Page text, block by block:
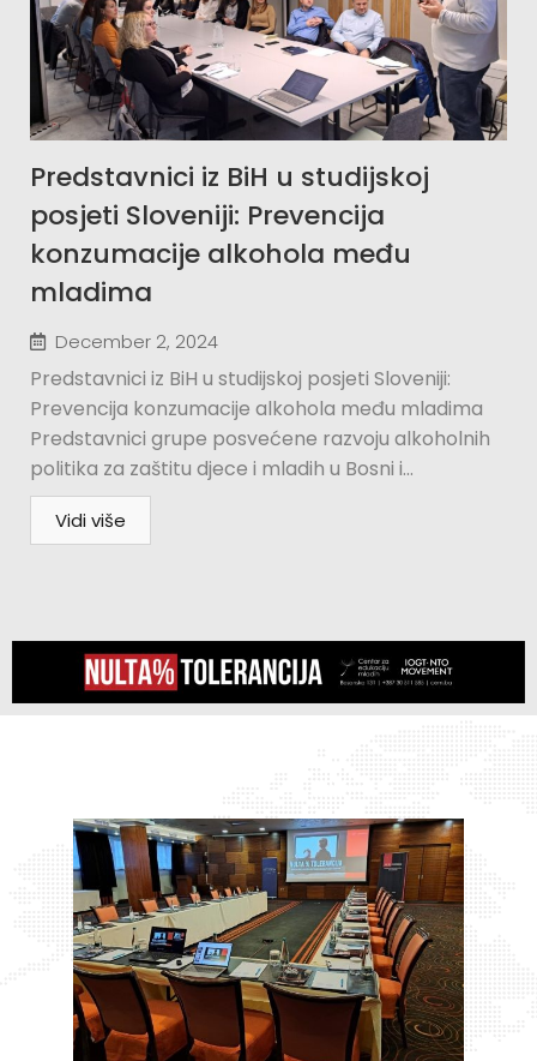
Predstavnici iz BiH u studijskoj
posjeti Sloveniji: Prevencija
konzumacije alkohola među
mladima
December 2, 2024
Predstavnici iz BiH u studijskoj posjeti Sloveniji:
Prevencija konzumacije alkohola među mladima
Predstavnici grupe posvećene razvoju alkoholnih
politika za zaštitu djece i mladih u Bosni i...
Vidi više